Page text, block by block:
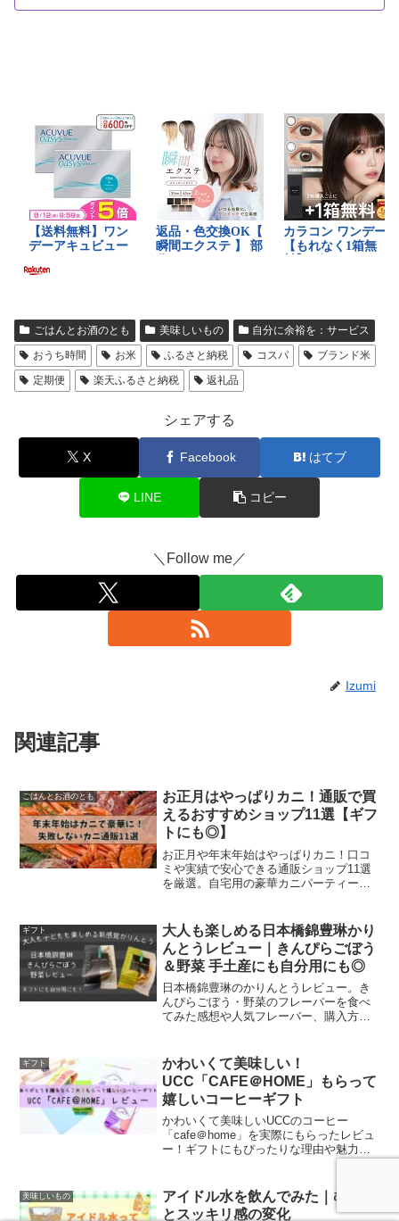
ごはんとお酒のとも 美味しいもの
自分に余裕を：サービス
おうち時間
お米 ふるさと納税 コスパ
ブランド米
定期便
楽天ふるさと納税 返礼品
シェアする
X Facebook はてブ
LINE コピー
＼Follow me／
Izumi
関連記事
ごはんとお酒のとも
お正月はやっぱりカニ！通販で買
えるおすすめショップ11選【ギフ
トにも◎】
お正月や年末年始はやっぱりカニ！口コ
ミや実績で安心できる通販ショップ11選
を厳選。自宅用の豪華カニパーティーか
します。
ギフト
大人も楽しめる日本橋錦豊琳かり
んとうレビュー｜きんぴらごぼう
＆野菜 手土産にも自分用にも◎
日本橋錦豊琳のかりんとうレビュー。き
んぴらごぼう・野菜のフレーバーを食べ
てみた感想や人気フレーバー、購入方法
ギフト
かわいくて美味しい！
UCC「CAFE＠HOME」もらって
嬉しいコーヒーギフト
かわいくて美味しいUCCのコーヒー
「cafe＠home」を実際にもらったレビュ
ー！ギフトにもぴったりな理由や魅力を
美味しいもの
アイドル水を飲んでみた｜むくみ
とスッキリ感の変化